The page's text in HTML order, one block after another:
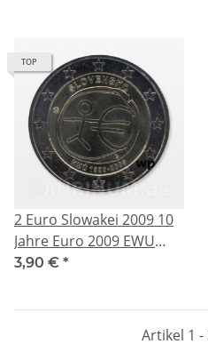
TOP
2 Euro Slowakei 2009 10
Jahre Euro 2009 EWU
EMU
3,90 € *
Artikel 1 -